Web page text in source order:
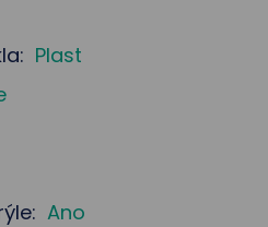
Plast
Ano